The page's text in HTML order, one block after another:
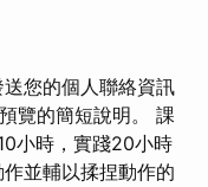
您的個人聯絡資訊
覽的簡短說明。 課
小時，實踐20小時
並輔以揉捏動作的